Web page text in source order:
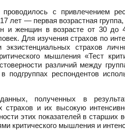
с привлечением
лет — первая возрастная
и женщин в возрасте от 30 до
Для изучения страхов по
экзистенциальных страхов
мышления «Тест
различий между
респондентов
полученных в
страхов и их высокую
этих показателей в старших
критического мышления и